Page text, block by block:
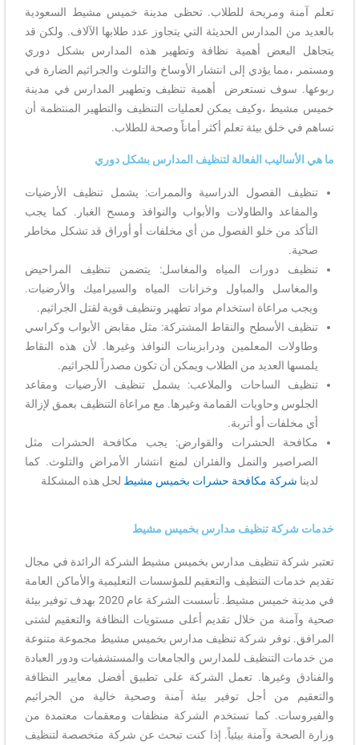
تعلم آمنة ومريحة للطلاب. تحظى مدينة خميس مشيط السعودية
بالعديد من المدارس الحديثة التي يتجاوز عدد طلابها الآلاف. ولكن قد
يتجاهل البعض أهمية نظافة وتطهير هذه المدارس بشكل دوري
ومستمر ،مما يؤدي إلى انتشار الأوساخ والتلوث والجراثيم الضارة في
ربوعها. سوف نستعرض أهمية تنظيف وتطهير المدارس في مدينة
خميس مشيط ،وكيف يمكن لعمليات التنظيف والتطهير المنتظمة أن
تساهم في خلق بيئة تعلم أكثر أماناً وصحة للطلاب.
ما هي الأساليب الفعالة لتنظيف المدارس بشكل دوري
تنظيف الفصول الدراسية والممرات: يشمل تنظيف الأرضيات
والمقاعد والطاولات والأبواب والنوافذ ومسح الغبار. كما يجب
التأكد من خلو الفصول من أي مخلفات أو أوراق قد تشكل مخاطر
صحية.
تنظيف دورات المياه والمغاسل: يتضمن تنظيف المراحيض
والمغاسل والمباول وخزانات المياه والسيراميك والأرضيات.
ويجب مراعاة استخدام مواد تطهير وتنظيف قوية لقتل الجراثيم.
تنظيف الأسطح والنقاط المشتركة: مثل مقابض الأبواب وكراسي
وطاولات المعلمين ودرابزينات النوافذ وغيرها. لأن هذه النقاط
يلمسها العديد من الطلاب ويمكن أن تكون مصدراً للجراثيم.
تنظيف الساحات والملاعب: يشمل تنظيف الأرضيات ومقاعد
الجلوس وحاويات القمامة وغيرها. مع مراعاة التنظيف بعمق لإزالة
أي مخلفات أو أتربة.
مكافحة الحشرات والقوارض: يجب مكافحة الحشرات مثل
الصراصير والنمل والفئران لمنع انتشار الأمراض والتلوث. كما
لدينا شركة مكافحة حشرات بخميس مشيط لحل هذه المشكلة
خدمات شركة تنظيف مدارس بخميس مشيط
تعتبر شركة تنظيف مدارس بخميس مشيط الشركة الرائدة في مجال
تقديم خدمات التنظيف والتعقيم للمؤسسات التعليمية والأماكن العامة
في مدينة خميس مشيط. تأسست الشركة عام 2020 بهدف توفير بيئة
صحية وآمنة من خلال تقديم أعلى مستويات النظافة والتعقيم لشتى
المرافق. توفر شركة تنظيف مدارس بخميس مشيط مجموعة متنوعة
من خدمات التنظيف للمدارس والجامعات والمستشفيات ودور العبادة
والفنادق وغيرها. تعمل الشركة على تطبيق أفضل معايير النظافة
والتعقيم من أجل توفير بيئة آمنة وصحية خالية من الجراثيم
والفيروسات. كما تستخدم الشركة منظفات ومعقمات معتمدة من
وزارة الصحة وآمنة بيئياً. إذا كنت تبحث عن شركة متخصصة لتنظيف